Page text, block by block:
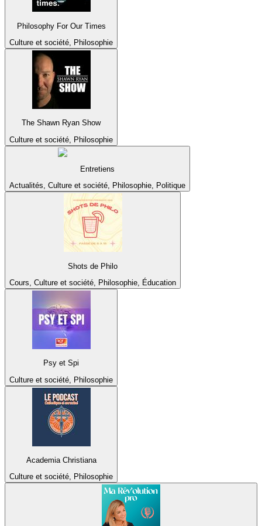
Philosophy For Our Times
Culture et société, Philosophie
The Shawn Ryan Show
Culture et société, Philosophie
Entretiens
Actualités, Culture et société, Philosophie, Politique
Shots de Philo
Cours, Culture et société, Philosophie, Éducation
Psy et Spi
Culture et société, Philosophie
Academia Christiana
Culture et société, Philosophie